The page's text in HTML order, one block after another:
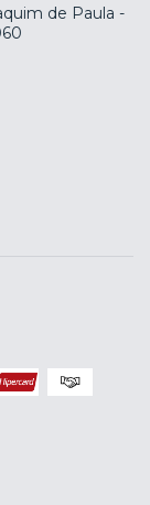
de Paula -